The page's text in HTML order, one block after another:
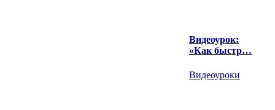
Видеоурок:
«Как быстр…
Видеоуроки